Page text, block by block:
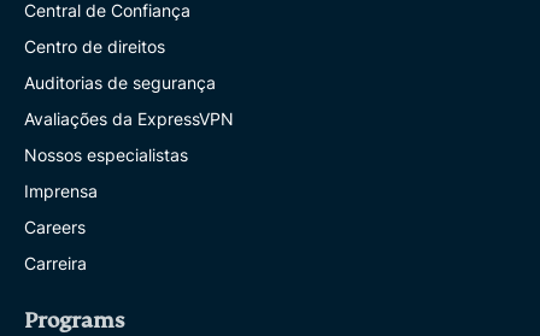
Central de Confiança
Centro de direitos
Auditorias de segurança
Avaliações da ExpressVPN
Nossos especialistas
Imprensa
Careers
Carreira
Programs